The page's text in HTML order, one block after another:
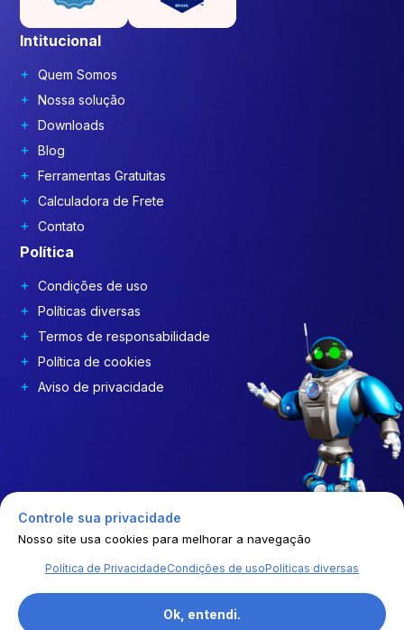
Intitucional
Quem Somos
Nossa solução
Downloads
Blog
Ferramentas Gratuitas
Calculadora de Frete
Contato
Política
Condições de uso
Políticas diversas
Termos de responsabilidade
Política de cookies
Aviso de privacidade
Controle sua privacidade
Nosso site usa cookies para melhorar a navegação
Política de PrivacidadeCondições de usoPolíticas diversas
Ok, entendi.